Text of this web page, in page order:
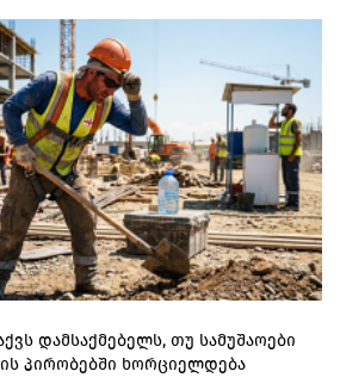
დამსაქმებელს, თუ სამუშაოები
პირობებში ხორციელდება